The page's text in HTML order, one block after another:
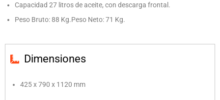
Capacidad 27 litros de aceite, con descarga frontal.
Peso Bruto: 88 Kg.Peso Neto: 71 Kg.
Dimensiones
425 x 790 x 1120 mm